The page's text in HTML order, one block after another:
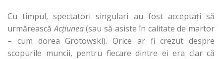
Cu timpul, spectatori singulari au fost acceptaţi să
urmăreascăAcţiunea(sau să asiste în calitate de martor
– cum dorea Grotowski). Orice ar fi crezut despre
scopurile muncii, pentru fiecare dintre ei era clar că